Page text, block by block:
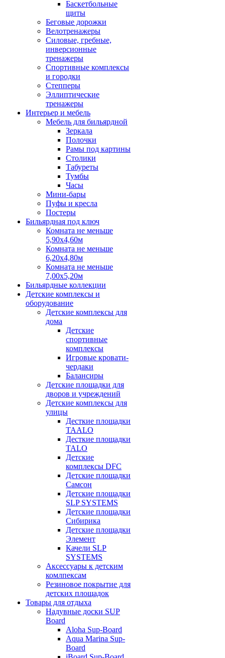
Баскетбольные
щиты
Беговые дорожки
Велотренажеры
Силовые, гребные,
инверсионные
тренажеры
Спортивные комплексы
и городки
Степперы
Эллиптические
тренажеры
Интерьер и мебель
Мебель для бильярдной
Зеркала
Полочки
Рамы под картины
Столики
Табуреты
Тумбы
Часы
Мини-бары
Пуфы и кресла
Постеры
Бильярдная под ключ
Комната не меньше
5,90х4,60м
Комната не меньше
6,20х4,80м
Комната не меньше
7,00х5,20м
Бильярдные коллекции
Детские комплексы и
оборудование
Детские комплексы для
дома
Детские
спортивные
комплексы
Игровые кровати-
чердаки
Балансиры
Детские площадки для
дворов и учреждений
Детские комплексы для
улицы
Десткие площадки
TAALO
Десткие площадки
TALO
Детские
комплексы DFC
Детские площадки
Самсон
Детские площадки
SLP SYSTEMS
Детские площадки
Сибирика
Детские площадки
Элемент
Качели SLP
SYSTEMS
Аксессуары к детским
комлпексам
Резиновое покрытие для
детских площадок
Товары для отдыха
Надувные доски SUP
Board
Aloha Sup-Board
Aqua Marina Sup-
Board